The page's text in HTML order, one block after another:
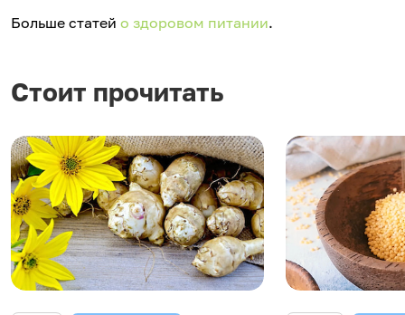
Больше статей о здоровом питании.
Стоит прочитать